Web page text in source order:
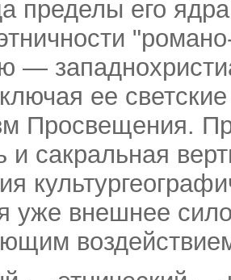
пределы его
—
ее
Просвещения.
и сакральная
уже внешнее